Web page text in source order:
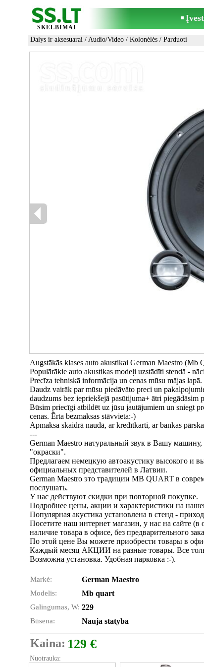
SKELBIMAI
Dalys ir aksesuarai / Audio/Video / Kolonėlės / Parduoti
Augstākās klases auto akustikai German Maestro
Populārākie auto akustikas modeļi uzstādīti stendā -
Precīza tehniskā informācija un cenas mūsu mājas
Daudz vairāk par mūsu piedāvāto preci un
daudzums bez iepriekšejā pasūtijuma+ ātri piegādāsim
Būsim priecīgi atbildēt uz jūsu jautājumiem un sniegt
cenas. Ērta bezmaksas stāvvieta:-)
Apmaksa skaidrā naudā, ar kredītkarti, ar bankas
---
German Maestro натуральный звук в Вашу
"окраски".
Предлагаем немецкую автоакустику высокого и
официальных представителей в Латвии.
German Maestro это традиции MB QUART в
послушать.
У нас действуют скидки при повторной покупке.
Подробнее цены, акции и характеристики на
Популярная акустика установлена в стенд -
Посетите наш интернет магазин, у нас на сайте
наличие товара в офисе, без предварительного
По этой цене Вы можете приобрести товары в
Каждый месяц АКЦИИ на разные товары. Все
Возможна установка. Удобная парковка :-).
Markė: German Maestro
Modelis: Mb quart
Galingumas, W: 229
Būsena: Nauja statyba
Kaina: 129 €
Nuotrauka: